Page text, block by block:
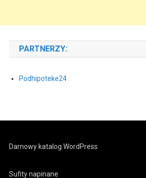
PARTNERZY:
Podhipoteke24
Darnowy katalog WordPress
Sufity napinane